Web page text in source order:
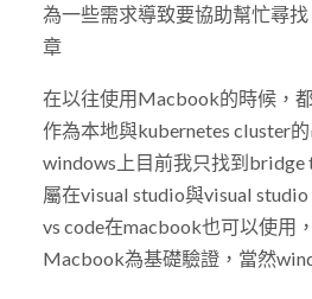
為一些需求導致要協助幫忙尋
章
在以往使用Macbook的時候，
作為本地與kubernetes cluster
windows上目前我只找到bridge
屬在visual studio與visual
vs code在macbook也可以使用
Macbook為基礎驗證，當然